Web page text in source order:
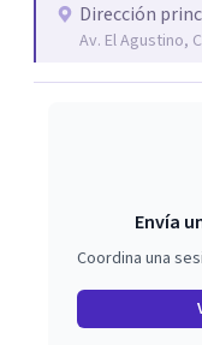
Dirección
Av. El Agustino,
Envía
Coordina una